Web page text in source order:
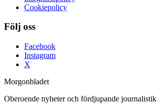
Cookiepolicy
Följ oss
Facebook
Instagram
X
Morgonbladet
Oberoende nyheter och fördjupande journalistik